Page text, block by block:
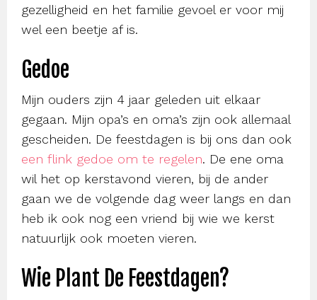
gezelligheid en het familie gevoel er voor mij
wel een beetje af is.
Gedoe
Mijn ouders zijn 4 jaar geleden uit elkaar
gegaan. Mijn opa’s en oma’s zijn ook allemaal
gescheiden. De feestdagen is bij ons dan ook
een flink gedoe om te regelen. De ene oma
wil het op kerstavond vieren, bij de ander
gaan we de volgende dag weer langs en dan
heb ik ook nog een vriend bij wie we kerst
natuurlijk ook moeten vieren.
Wie Plant De Feestdagen?